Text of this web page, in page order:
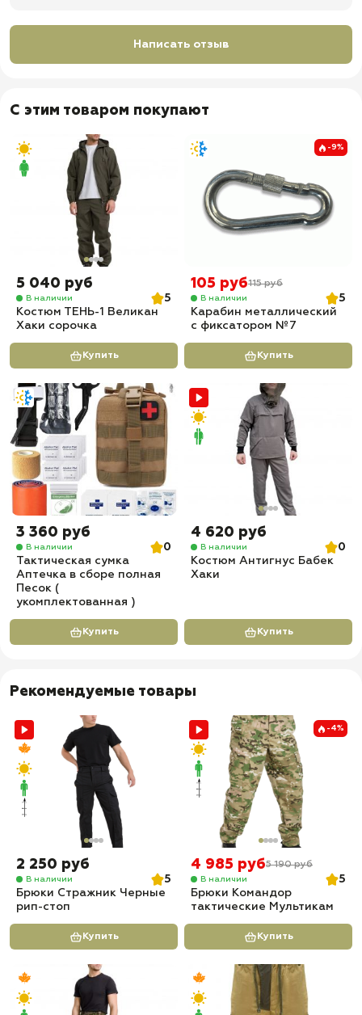
✅ Быстрая отправка
Написать отзыв
С этим товаром покупают
5 040 руб
В наличии
5
Костюм ТЕНЬ-1 Великан
Хаки сорочка
Купить
-9%
105 руб115 руб
В наличии
5
Карабин металлический
с фиксатором №7
Купить
3 360 руб
В наличии
0
Тактическая сумка
Аптечка в сборе полная
Песок (
укомплектованная )
Купить
4 620 руб
В наличии
0
Костюм Антигнус Бабек
Хаки
Купить
Рекомендуемые товары
2 250 руб
В наличии
5
Брюки Стражник Черные
рип-стоп
Купить
-4%
4 985 руб5 190 руб
В наличии
5
Брюки Командор
тактические Мультикам
Купить